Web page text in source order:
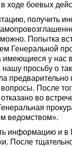
ходе боевых
получить
Попытка
Генеральной
имеющиеся у нас
нашу просьбу о
предварительно
После
во
ведомством».
информацию и в
После